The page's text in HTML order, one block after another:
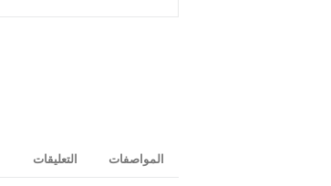
المواصفات التعليقات